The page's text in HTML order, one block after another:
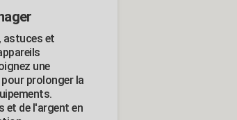
astuces et
une
prolonger la
et de l'argent en